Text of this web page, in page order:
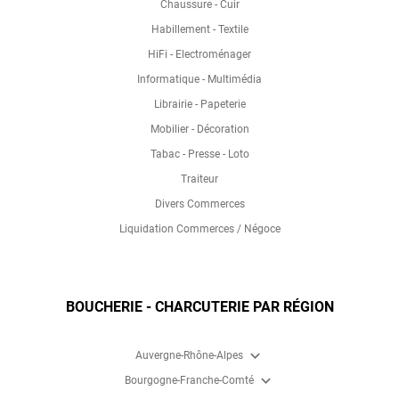
Chaussure - Cuir
Habillement - Textile
HiFi - Electroménager
Informatique - Multimédia
Librairie - Papeterie
Mobilier - Décoration
Tabac - Presse - Loto
Traiteur
Divers Commerces
Liquidation Commerces / Négoce
BOUCHERIE - CHARCUTERIE PAR RÉGION
Auvergne-Rhône-Alpes expand_more
Bourgogne-Franche-Comté
expand_more